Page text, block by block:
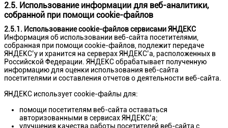
2.5. Использование информации для веб-аналитики,
собранной при помощи cookie-файлов
2.5.1. Использование cookie-файлов сервисами ЯНДЕКС
Информация об использовании веб-сайта посетителями,
собранная при помощи cookie-файлов, подлежит передаче
ЯНДЕКС’у и хранится на серверах ЯНДЕКС’а, расположенных в
Российской Федерации. ЯНДЕКС обрабатывает полученную
информацию для оценки использования веб-сайта
посетителями и составления отчетов о деятельности веб-сайта.
ЯНДЕКС использует cookie-файлы для:
помощи посетителям веб-сайта оставаться
авторизованными в сервисах ЯНДЕКС’а;
улучшения качества работы посетителей веб-сайта с